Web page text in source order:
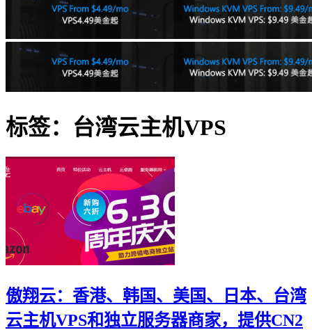
标签：台湾云主机VPS
傲翔云：香港、韩国、美国、日本、台湾
云主机VPS和独立服务器商家，提供CN2